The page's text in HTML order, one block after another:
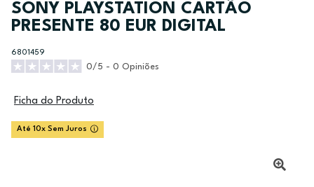
SONY PLAYSTATION CARTÃO
PRESENTE 80 EUR DIGITAL
6801459
0/5 - 0 Opiniões
Ficha do Produto
Até 10x Sem Juros